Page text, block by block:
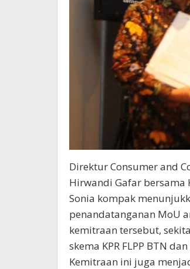
Direktur Consumer and
Hirwandi Gafar bersama
Sonia kompak
penandatanganan MoU
kemitraan tersebut,
skema KPR FLPP BTN dan
Kemitraan ini juga